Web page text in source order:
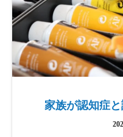
家族が認知症